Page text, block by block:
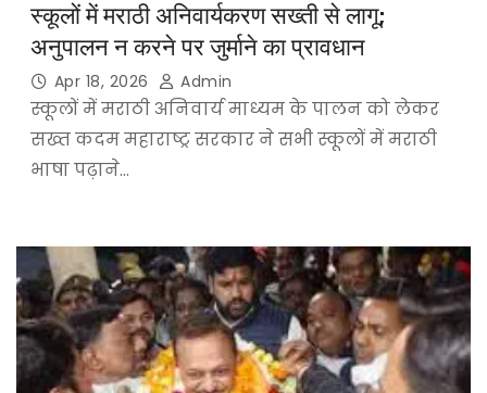
स्कूलों में मराठी अनिवार्यकरण सख्ती से लागू;
अनुपालन न करने पर जुर्माने का प्रावधान
Apr 18, 2026 Admin
स्कूलों में मराठी अनिवार्य माध्यम के पालन को लेकर
सख्त कदम महाराष्ट्र सरकार ने सभी स्कूलों में मराठी
भाषा पढ़ाने…